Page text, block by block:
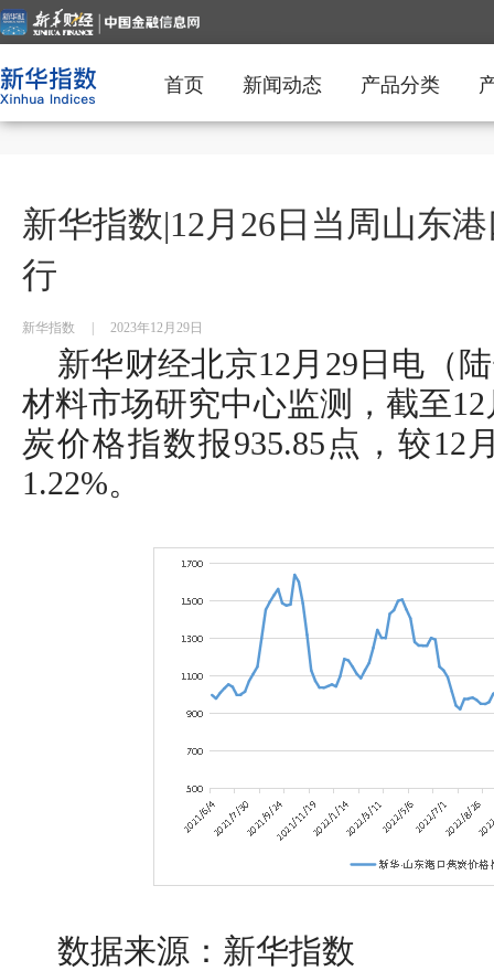
首页 新闻动态 产品分类
新华指数|12月26日当周山东
行
新华指数 2023年12月29日
新华财经北京12月29日电（
材料市场研究中心监测，截至
炭价格指数报935.85点，较12
1.22%。
数据来源：新华指数